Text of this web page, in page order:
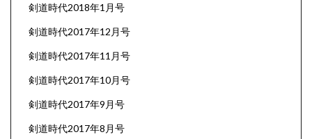
剣道時代2018年1月号
剣道時代2017年12月号
剣道時代2017年11月号
剣道時代2017年10月号
剣道時代2017年9月号
剣道時代2017年8月号